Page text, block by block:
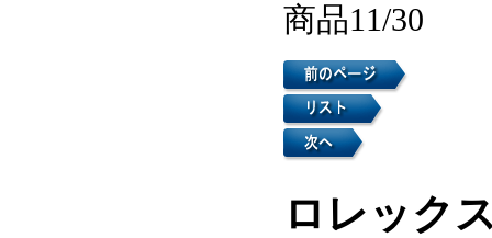
商品11/30
ロレック